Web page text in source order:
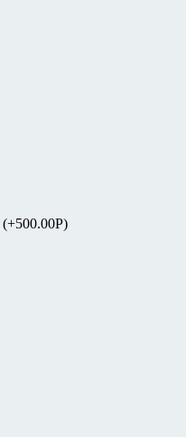
(+500.00Р)